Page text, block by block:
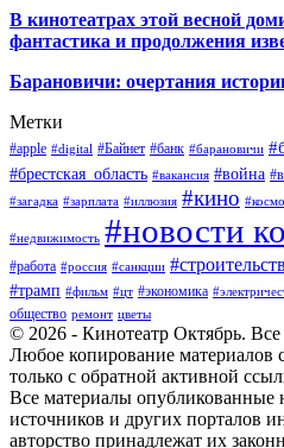
В кинотеатрах этой весной
фантастика и продолжения
Барановичи: очертания
Метки
#apple #digital #Байнет #банк #барановичи
#брестская_область #вакансия #война
#загадка #зарплата #иллюзия #кино
#недвижимость #новости
#работа #россия #санкции
#трамп #фильм #цт #экономика
общество ремонт цветы
© 2026 - Кинотеатр Октябрь.
Любое копирование материалов
только с обратной активной
Все материалы опубликованные
источников и других порталов
авторство принадлежат их